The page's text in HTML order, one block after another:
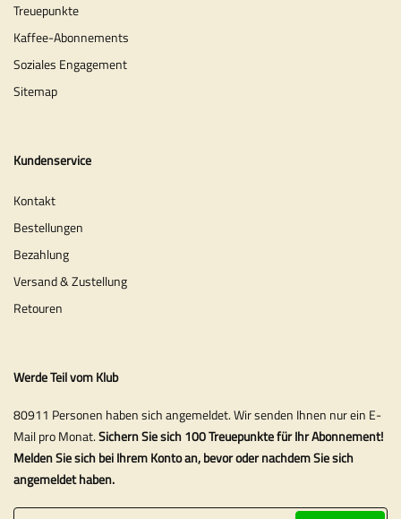
Treuepunkte
Kaffee-Abonnements
Soziales Engagement
Sitemap
Kundenservice
Kontakt
Bestellungen
Bezahlung
Versand & Zustellung
Retouren
Werde Teil vom Klub
80911 Personen haben sich angemeldet. Wir senden Ihnen nur ein E-
Mail pro Monat.Sichern Sie sich 100 Treuepunkte für Ihr Abonnement!
Melden Sie sich bei Ihrem Konto an, bevor oder nachdem Sie sich
angemeldet haben.